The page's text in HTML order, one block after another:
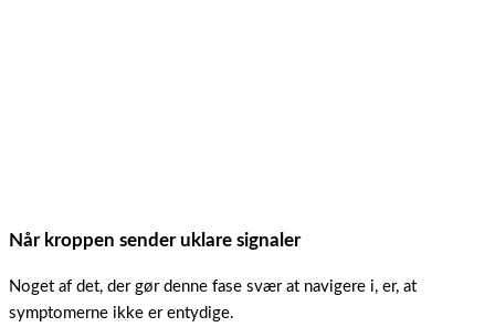
Når kroppen sender uklare signaler
Noget af det, der gør denne fase svær at navigere i, er, at
symptomerne ikke er entydige.